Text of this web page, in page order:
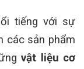
tiếng với sự
các sản phẩm
vật liệu cơ